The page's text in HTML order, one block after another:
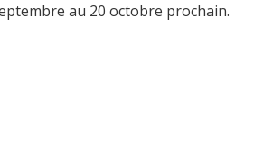
au 20 octobre prochain.